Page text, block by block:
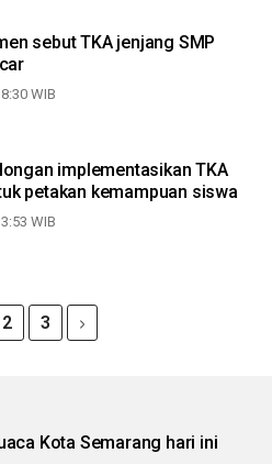
sebut TKA jenjang SMP
WIB
implementasikan TKA
petakan kemampuan siswa
WIB
2 3
Kota Semarang hari ini